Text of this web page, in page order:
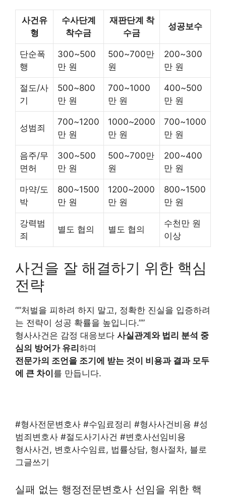
사건유
형
수사단계
착수금
재판단계 착
수금
성공보수
단순폭
행
300~500
만 원
500~700만
원
200~300
만 원
절도/사
기
500~800
만 원
700~1000
만 원
400~500
만 원
성범죄
700~1200
만 원
1000~2000
만 원
700~1000
만 원
음주/무
면허
300~500
만 원
500~700만
원
200~400
만 원
마약/도
박
800~1500
만 원
1200~2000
만 원
800~1500
만 원
강력범
죄
별도 협의 별도 협의
수천만 원
이상
사건을 잘 해결하기 위한 핵심
전략
“”처벌을 피하려 하지 말고, 정확한 진실을 입증하려
는 전략이 성공 확률을 높입니다.””
형사사건은 감정 대응보다 사실관계와 법리 분석 중
심의 방어가 유리 하며
전문가의 조언을 조기에 받는 것이 비용과 결과 모두
에 큰 차이 를 만듭니다.
#형사전문변호사 #수임료정리 #형사사건비용 #성
범죄변호사 #절도사기사건 #변호사선임비용
형사사건, 변호사수임료, 법률상담, 형사절차, 블로
그글쓰기
실패 없는 행정전문변호사 선임을 위한 핵